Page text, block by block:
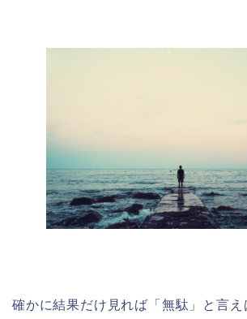
確かに結果だけ見れば「無駄」と言え